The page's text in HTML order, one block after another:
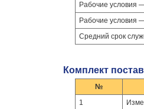
Рабочие условия
Рабочие условия
Средний срок
Комплект
№
1